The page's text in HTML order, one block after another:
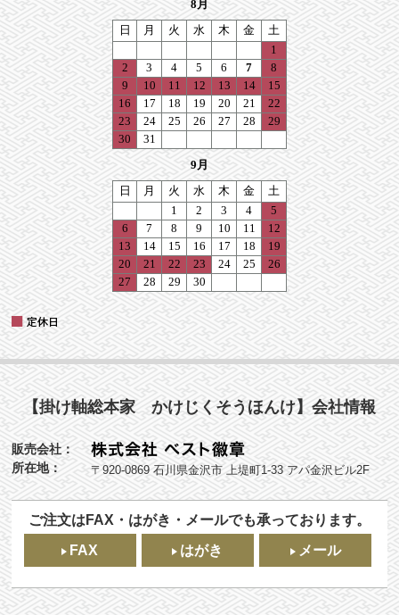
【掛け軸総本家 かけじくそうほんけ】会社情報
販売会社：
所在地：
〒920-0869 石川県金沢市 上堤町1-33 アパ金沢ビル2F
ご注文はFAX・はがき・メールでも承っております。
FAX
はがき メール